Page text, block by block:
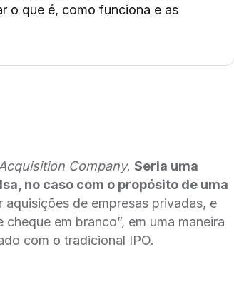
o que é, como funciona e as
Company. Seria uma
no caso com o propósito de uma
aquisições de empresas privadas, e
em branco”, em uma maneira
com o tradicional IPO.